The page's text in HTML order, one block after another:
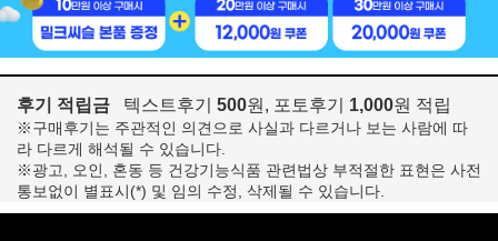
후기 적립금 텍스트후기 500원, 포토후기 1,000원 적립
※구매후기는 주관적인 의견으로 사실과 다르거나 보는 사람에 따
라 다르게 해석될 수 있습니다.
※광고, 오인, 혼동 등 건강기능식품 관련법상 부적절한 표현은 사전
통보없이 별표시(*) 및 임의 수정, 삭제될 수 있습니다.